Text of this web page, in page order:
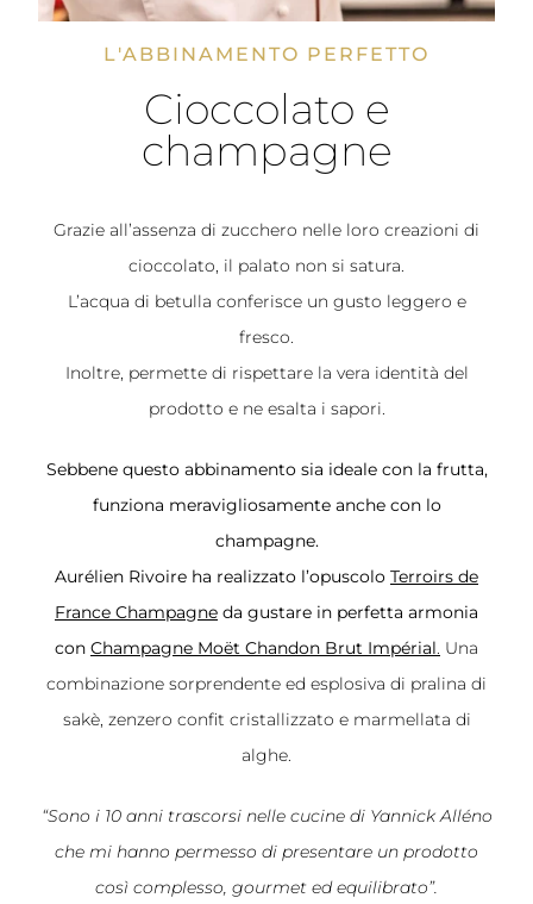
L'ABBINAMENTO PERFETTO
Cioccolato e
champagne
Grazie all’assenza di zucchero nelle loro creazioni di
cioccolato, il palato non si satura.
L’acqua di betulla conferisce un gusto leggero e
fresco.
Inoltre, permette di rispettare la vera identità del
prodotto e ne esalta i sapori.
Sebbene questo abbinamento sia ideale con la frutta,
funziona meravigliosamente anche con lo
champagne.
Aurélien Rivoire ha realizzato l’opuscolo Terroirs de
France Champagne da gustare in perfetta armonia
con Champagne Moët Chandon Brut Impérial. Una
combinazione sorprendente ed esplosiva di pralina di
sakè, zenzero confit cristallizzato e marmellata di
alghe.
“Sono i 10 anni trascorsi nelle cucine di Yannick Alléno
che mi hanno permesso di presentare un prodotto
così complesso, gourmet ed equilibrato”.